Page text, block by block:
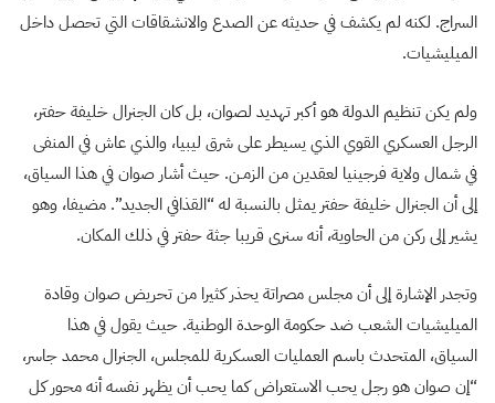
السراج. لكنه لم يكشف في حديثه عن الصدع والانشقاقات التي تحصل داخل
الميليشيات.
ولم يكن تنظيم الدولة هو أكبر تهديد لصوان، بل كان الجنرال خليفة حفتر،
الرجل العسكري القوي الذي يسيطر على شرق ليبيا، والذي عاش في المنفى
في شمال ولاية فرجينيا لعقدين من الزمـن. حيث أشار صوان في هذا السياق،
إلى أن الجنرال خليفة حفتر يمثل بالنسبة له “القذافي الجديد”. مضيفا، وهو
يشير إلى ركن من الحاوية، أنه سنرى قريبا جثة حفتر في ذلك المكان.
وتجدر الإشارة إلى أن مجلس مصراتة يحذر كثيرا من تحريض صوان وقادة
الميليشيات الشعب ضد حكومة الوحدة الوطنية. حيث يقول في هذا
السياق، المتحدث باسم العمليات العسكرية للمجلس، الجنرال محمد جاسر،
“إن صوان هو رجل يحب الاستعراض كما يحب أن يظهر نفسه أنه محور كل